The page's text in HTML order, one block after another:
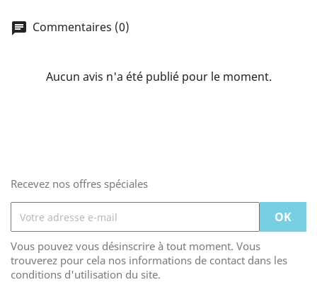
Commentaires (0)
Aucun avis n'a été publié pour le moment.
Recevez nos offres spéciales
Vous pouvez vous désinscrire à tout moment. Vous
trouverez pour cela nos informations de contact dans les
conditions d'utilisation du site.